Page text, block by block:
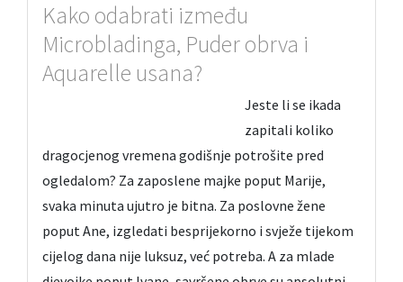
Kako odabrati između
Microbladinga, Puder obrva i
Aquarelle usana?
Jeste li se ikada
zapitali koliko
dragocjenog vremena godišnje potrošite pred
ogledalom? Za zaposlene majke poput Marije,
svaka minuta ujutro je bitna. Za poslovne žene
poput Ane, izgledati besprijekorno i svježe tijekom
cijelog dana nije luksuz, već potreba. A za mlade